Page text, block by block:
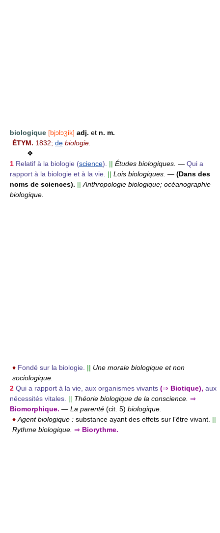
biologique [bjɔlɔʒik] adj. et n. m.
ÉTYM. 1832; de biologie.
❖
1 Relatif à la biologie (science). || Études biologiques. — Qui a
rapport à la biologie et à la vie. || Lois biologiques. — (Dans des
noms de sciences). || Anthropologie biologique; océanographie
biologique.
♦ Fondé sur la biologie. || Une morale biologique et non
sociologique.
2 Qui a rapport à la vie, aux organismes vivants (⇒ Biotique), aux
nécessités vitales. || Théorie biologique de la conscience. ⇒
Biomorphique. — La parenté (cit. 5) biologique.
♦ Agent biologique : substance ayant des effets sur l'être vivant. ||
Rythme biologique. ⇒ Biorythme.